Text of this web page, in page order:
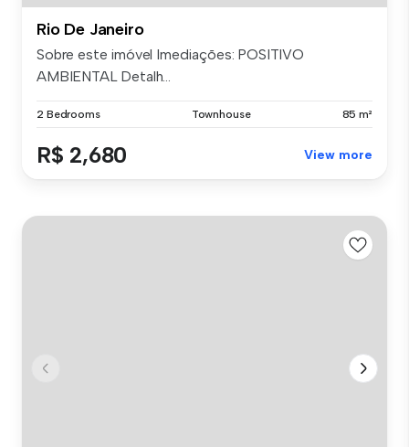
Rio De Janeiro
Sobre este imóvel Imediações: POSITIVO
AMBIENTAL Detalh...
2 Bedrooms Townhouse 85 m²
R$ 2,680 View more